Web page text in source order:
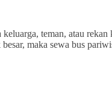
keluarga, teman, atau
maka sewa bus